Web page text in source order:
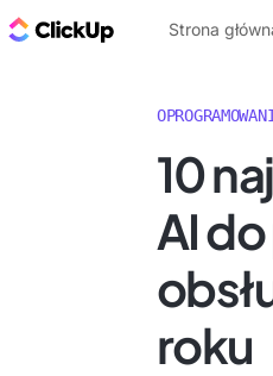
ClickUp Blog
Strona
10
AI
roku